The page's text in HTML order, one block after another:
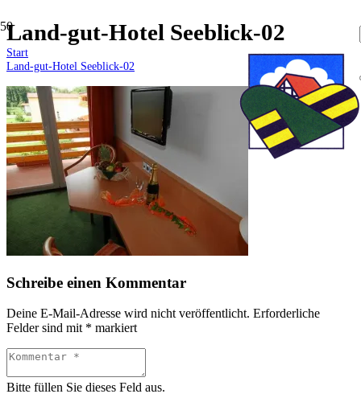
Land-gut-Hotel Seeblick-02
Start
Land-gut-Hotel Seeblick-02
Schreibe einen Kommentar
Deine E-Mail-Adresse wird nicht veröffentlicht. Erforderliche
Felder sind mit * markiert
Bitte füllen Sie dieses Feld aus.